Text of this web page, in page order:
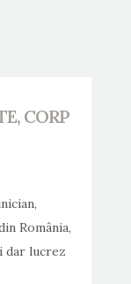
CORP
România,
dar lucrez